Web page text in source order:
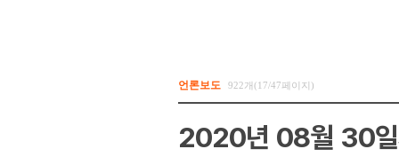
언론보도 922개(17/47페이지)
2020년 08월 30일